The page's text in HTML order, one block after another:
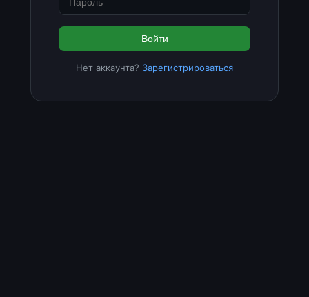
Войти
Нет аккаунта? Зарегистрироваться